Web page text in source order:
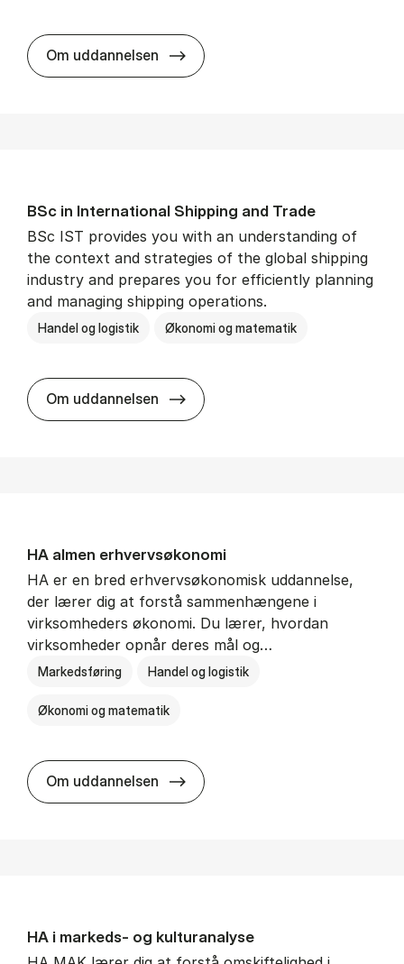
Om uddannelsen BSc in In­ter­na­tion­al Busi­ness
BSc in In­ter­na­tion­al Ship­ping and Trade
BSc IST provides you with an understanding of
the context and strategies of the global shipping
industry and prepares you for efficiently planning
and managing shipping operations.
Handel og logistik Økonomi og matematik
Om uddannelsen BSc in In­ter­na­tion­al Ship­ping
HA al­men erhvervs­økonomi
HA er en bred erhvervsøkonomisk uddannelse,
der lærer dig at forstå sammenhængene i
virksomheders økonomi. Du lærer, hvordan
virksomheder opnår deres mål og…
Markedsføring Handel og logistik
Økonomi og matematik
Om uddannelsen HA al­men erhvervs­økonomi
HA i mar­keds- og kul­tu­r­a­na­ly­se